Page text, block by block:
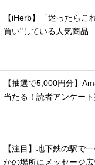
【iHerb】「迷ったらこ
買い"している人気商品
【抽選で5,000円分】
当たる！読者アンケー
【注目】地下鉄の駅で
かの場所にメッセージ